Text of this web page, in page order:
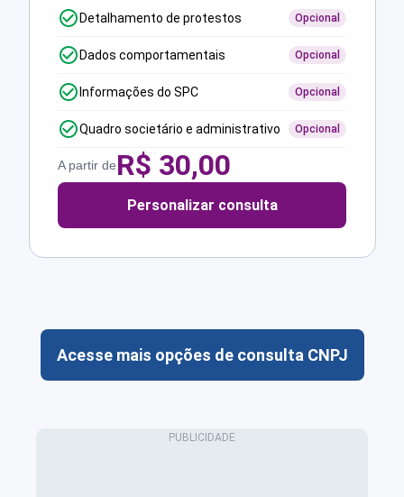
Detalhamento de protestos Opcional
Dados comportamentais Opcional
Informações do SPC Opcional
Quadro societário e administrativo Opcional
A partir deR$ 30,00
Personalizar consulta
Acesse mais opções de consulta CNPJ